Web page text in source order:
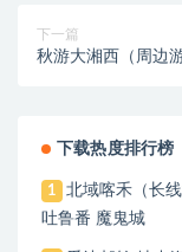
下一篇
秋游大湘西（周边
下载热度排行榜
1
北域喀禾（长
吐鲁番 魔鬼城